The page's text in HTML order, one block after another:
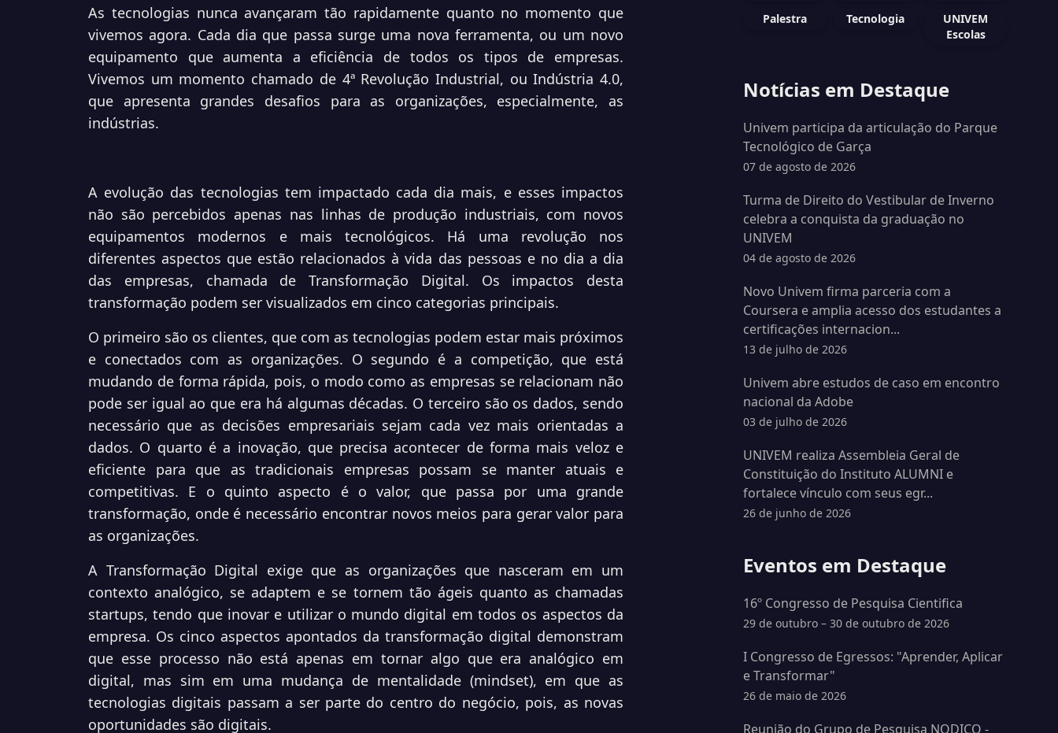
As tecnologias nunca avançaram tão rapidamente quanto no momento que
vivemos agora. Cada dia que passa surge uma nova ferramenta, ou um novo
equipamento que aumenta a eficiência de todos os tipos de empresas.
Vivemos um momento chamado de 4ª Revolução Industrial, ou Indústria 4.0,
que apresenta grandes desafios para as organizações, especialmente, as
indústrias.
A evolução das tecnologias tem impactado cada dia mais, e esses impactos
não são percebidos apenas nas linhas de produção industriais, com novos
equipamentos modernos e mais tecnológicos. Há uma revolução nos
diferentes aspectos que estão relacionados à vida das pessoas e no dia a dia
das empresas, chamada de Transformação Digital. Os impactos desta
transformação podem ser visualizados em cinco categorias principais.
O primeiro são os clientes, que com as tecnologias podem estar mais próximos
e conectados com as organizações. O segundo é a competição, que está
mudando de forma rápida, pois, o modo como as empresas se relacionam não
pode ser igual ao que era há algumas décadas. O terceiro são os dados, sendo
necessário que as decisões empresariais sejam cada vez mais orientadas a
dados. O quarto é a inovação, que precisa acontecer de forma mais veloz e
eficiente para que as tradicionais empresas possam se manter atuais e
competitivas. E o quinto aspecto é o valor, que passa por uma grande
transformação, onde é necessário encontrar novos meios para gerar valor para
as organizações.
A Transformação Digital exige que as organizações que nasceram em um
contexto analógico, se adaptem e se tornem tão ágeis quanto as chamadas
startups, tendo que inovar e utilizar o mundo digital em todos os aspectos da
empresa. Os cinco aspectos apontados da transformação digital demonstram
que esse processo não está apenas em tornar algo que era analógico em
digital, mas sim em uma mudança de mentalidade (mindset), em que as
tecnologias digitais passam a ser parte do centro do negócio, pois, as novas
oportunidades são digitais.
Palestra
Tecnologia
UNIVEM
Escolas
Notícias em Destaque
Univem participa da articulação do Parque
Tecnológico de Garça
07 de agosto de 2026
Turma de Direito do Vestibular de Inverno
celebra a conquista da graduação no
UNIVEM
04 de agosto de 2026
Novo Univem firma parceria com a
Coursera e amplia acesso dos estudantes a
certificações internacion...
13 de julho de 2026
Univem abre estudos de caso em encontro
nacional da Adobe
03 de julho de 2026
UNIVEM realiza Assembleia Geral de
Constituição do Instituto ALUMNI e
fortalece vínculo com seus egr...
26 de junho de 2026
Eventos em Destaque
16º Congresso de Pesquisa Cientifica
29 de outubro – 30 de outubro de 2026
I Congresso de Egressos: "Aprender, Aplicar
e Transformar"
26 de maio de 2026
Reunião do Grupo de Pesquisa NODICO -